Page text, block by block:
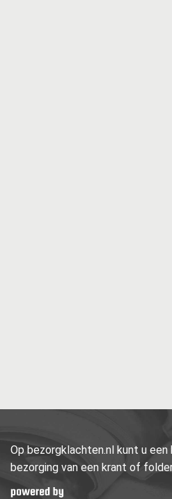
Op bezorgklachten.nl kunt u
bezorging van een krant of